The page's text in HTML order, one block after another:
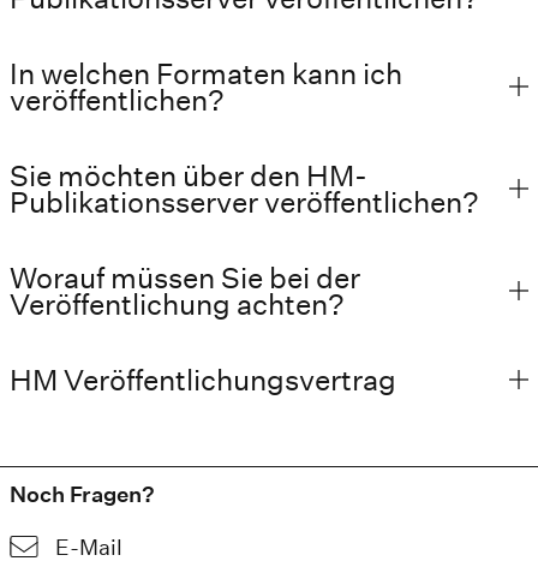
In welchen Formaten kann ich
veröffentlichen?
Sie möchten über den HM-
Publikationsserver veröffentlichen?
Worauf müssen Sie bei der
Veröffentlichung achten?
HM Veröffentlichungsvertrag
Noch Fragen?
E-Mail